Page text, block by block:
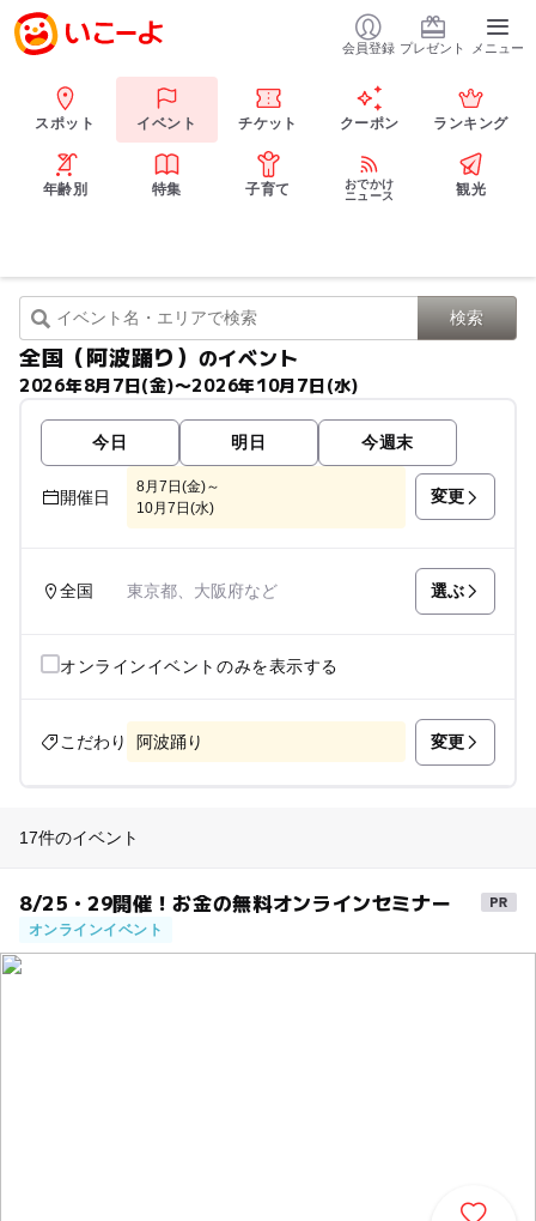
会員登録 プレゼント メニュー
スポット イベント チケット クーポン ランキング
年齢別 特集 子育て
おでかけ
ニュース
観光
全国（阿波踊り） のイベント
2026年8月7日(金)〜2026年10月7日(水)
今日 明日 今週末
開催日
8月7日(金)～
10月7日(水)
変更
全国 東京都、大阪府など 選ぶ
オンラインイベントのみを表示する
こだわり 阿波踊り 変更
17件のイベント
8/25・29開催！お金の無料オンラインセミナー
オンラインイベント